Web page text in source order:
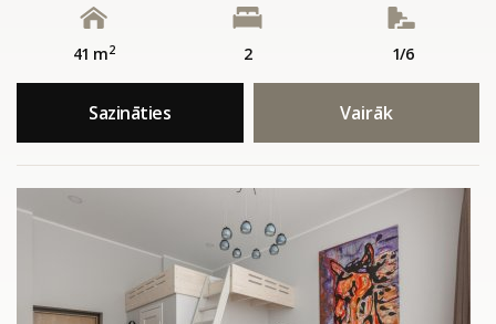
41 m2 2 1/6
Sazināties Vairāk